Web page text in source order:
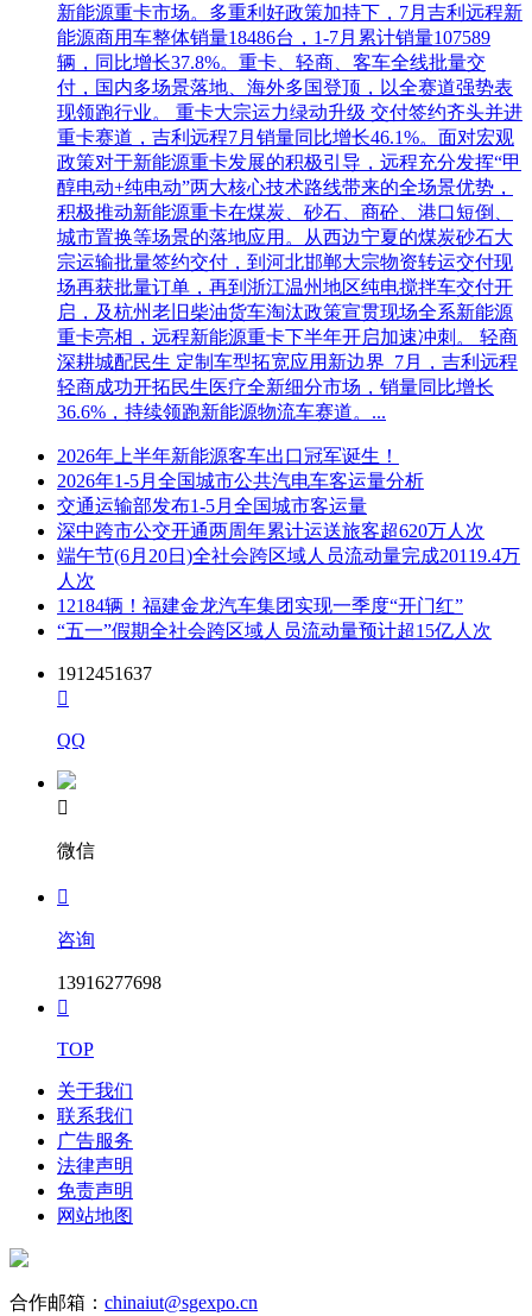
新能源重卡市场。多重利好政策加持下，7月吉利远程新
能源商用车整体销量18486台，1-7月累计销量107589
辆，同比增长37.8%。重卡、轻商、客车全线批量交
付，国内多场景落地、海外多国登顶，以全赛道强势表
现领跑行业。 重卡大宗运力绿动升级 交付签约齐头并进
重卡赛道，吉利远程7月销量同比增长46.1%。面对宏观
政策对于新能源重卡发展的积极引导，远程充分发挥“甲
醇电动+纯电动”两大核心技术路线带来的全场景优势，
积极推动新能源重卡在煤炭、砂石、商砼、港口短倒、
城市置换等场景的落地应用。从西边宁夏的煤炭砂石大
宗运输批量签约交付，到河北邯郸大宗物资转运交付现
场再获批量订单，再到浙江温州地区纯电搅拌车交付开
启，及杭州老旧柴油货车淘汰政策宣贯现场全系新能源
重卡亮相，远程新能源重卡下半年开启加速冲刺。 轻商
深耕城配民生 定制车型拓宽应用新边界 7月，吉利远程
轻商成功开拓民生医疗全新细分市场，销量同比增长
36.6%，持续领跑新能源物流车赛道。...
2026年上半年新能源客车出口冠军诞生！
2026年1-5月全国城市公共汽电车客运量分析
交通运输部发布1-5月全国城市客运量
深中跨市公交开通两周年累计运送旅客超620万人次
端午节(6月20日)全社会跨区域人员流动量完成20119.4万
人次
12184辆！福建金龙汽车集团实现一季度“开门红”
“五一”假期全社会跨区域人员流动量预计超15亿人次
1912451637

QQ

微信

咨询
13916277698

TOP
关于我们
联系我们
广告服务
法律声明
免责声明
网站地图
合作邮箱： chinaiut@sgexpo.cn